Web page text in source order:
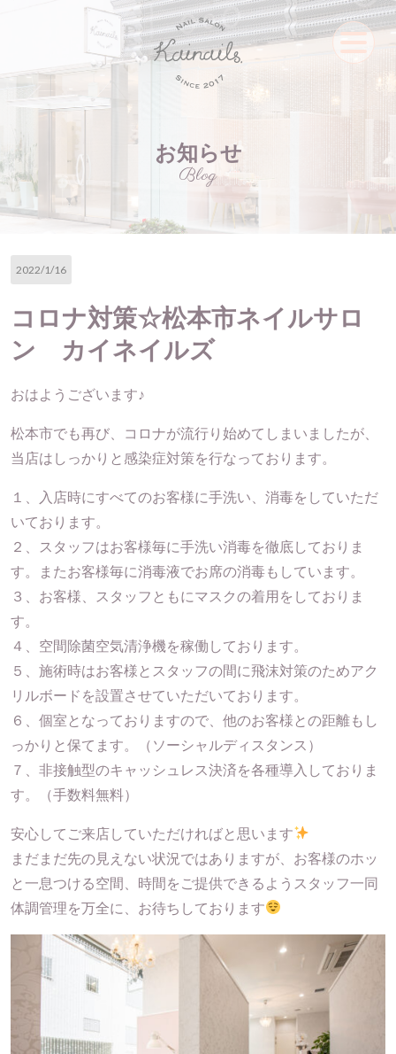
お知らせ
Blog
2022/1/16
コロナ対策☆松本市ネイルサロ
ン カイネイルズ
おはようございます♪
松本市でも再び、コロナが流行り始めてしまいましたが、
当店はしっかりと感染症対策を行なっております。
１、入店時にすべてのお客様に手洗い、消毒をしていただ
いております。
２、スタッフはお客様毎に手洗い消毒を徹底しておりま
す。またお客様毎に消毒液でお席の消毒もしています。
３、お客様、スタッフともにマスクの着用をしておりま
す。
４、空間除菌空気清浄機を稼働しております。
５、施術時はお客様とスタッフの間に飛沫対策のためアク
リルボードを設置させていただいております。
６、個室となっておりますので、他のお客様との距離もし
っかりと保てます。（ソーシャルディスタンス）
７、非接触型のキャッシュレス決済を各種導入しておりま
す。（手数料無料）
安心してご来店していただければと思います
まだまだ先の見えない状況ではありますが、お客様のホッ
と一息つける空間、時間をご提供できるようスタッフ一同
体調管理を万全に、お待ちしております